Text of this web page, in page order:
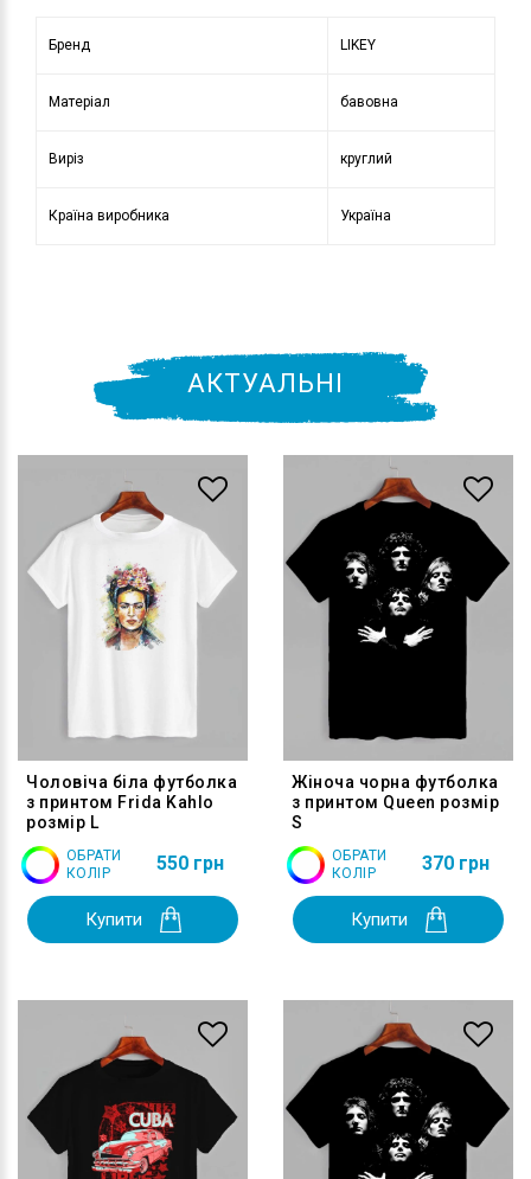
Бренд LIKEY
Матеріал бавовна
Виріз круглий
Країна виробника Україна
АКТУАЛЬНІ
Чоловіча біла футболка
з принтом Frida Kahlo
розмір L
ОБРАТИ
КОЛІР
550 грн
Купити
Жіноча чорна футболка
з принтом Queen розмір
S
ОБРАТИ
КОЛІР
370 грн
Купити